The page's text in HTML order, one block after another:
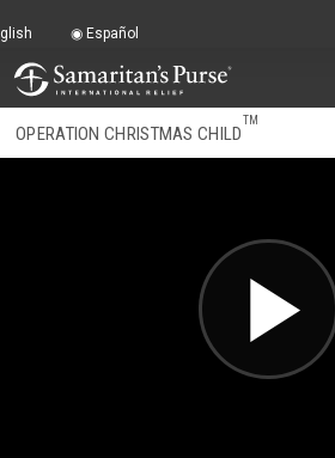
OPERATION CHRISTMAS CHILD
TM
Español